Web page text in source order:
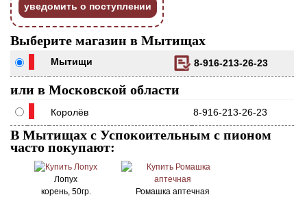
уведомить о поступлении
Выберите магазин в Мытищах
Мытищи 8-916-213-26-23
или в Московской области
Королёв 8-916-213-26-23
В Мытищах с Успокоительным с пионом
часто покупают:
Лопух
корень, 50гр.
Ромашка аптечная